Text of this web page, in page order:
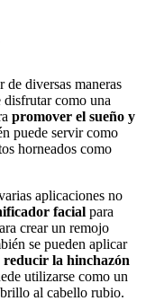
de diversas maneras
disfrutar como una
promover el sueño y
puede servir como
horneados como
aplicaciones no
facial para
crear un remojo
se pueden aplicar
reducir la hinchazón
utilizarse como un
al cabello rubio.